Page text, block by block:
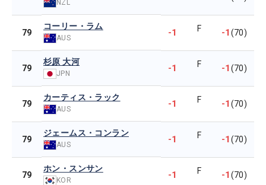
NZL
79
コーリー・ラム
AUS -1 F -1(70)
79
杉原 大河
JPN -1 F -1(70)
79
カーティス・ラック
AUS -1 F -1(70)
79
ジェームス・コンラン
AUS -1 F -1(70)
79
ホン・スンサン
KOR -1 F -1(70)